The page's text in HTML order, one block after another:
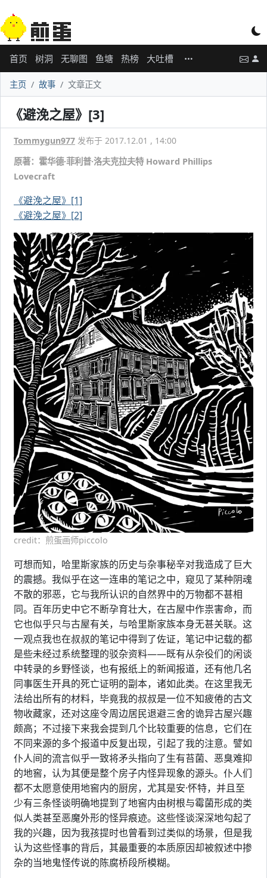
首页 树洞 无聊图 鱼塘 热榜 大吐槽
主页 故事 文章正文
《避浼之屋》[3]
Tommygun977 发布于 2017.12.01 , 14:00
原著：霍华德·菲利普·洛夫克拉夫特 Howard Phillips
Lovecraft
《避浼之屋》[1]
《避浼之屋》[2]
credit：煎蛋画师piccolo
可想而知，哈里斯家族的历史与杂事秘辛对我造成了巨大
的震撼。我似乎在这一连串的笔记之中，窥见了某种阴魂
不散的邪恶，它与我所认识的自然界中的万物都不甚相
同。百年历史中它不断孕育壮大，在古屋中作祟害命，而
它也似乎只与古屋有关，与哈里斯家族本身无甚关联。这
一观点我也在叔叔的笔记中得到了佐证，笔记中记载的都
是些未经过系统整理的驳杂资料——既有从杂役们的闲谈
中转录的乡野怪谈，也有报纸上的新闻报道，还有他几名
同事医生开具的死亡证明的副本，诸如此类。在这里我无
法给出所有的材料，毕竟我的叔叔是一位不知疲倦的古文
物收藏家，还对这座令周边居民退避三舍的诡异古屋兴趣
颇高；不过接下来我会提到几个比较重要的信息，它们在
不同来源的多个报道中反复出现，引起了我的注意。譬如
仆人间的流言似乎一致将矛头指向了生有苔菌、恶臭难抑
的地窖，认为其便是整个房子内怪异现象的源头。仆人们
都不太愿意使用地窖内的厨房，尤其是安·怀特，并且至
少有三条怪谈明确地提到了地窖内由树根与霉菌形成的类
似人类甚至恶魔外形的怪异痕迹。这些怪谈深深地勾起了
我的兴趣，因为我孩提时也曾看到过类似的场景，但是我
认为这些怪事的背后，其最重要的本质原因却被叙述中掺
杂的当地鬼怪传说的陈腐桥段所模糊。